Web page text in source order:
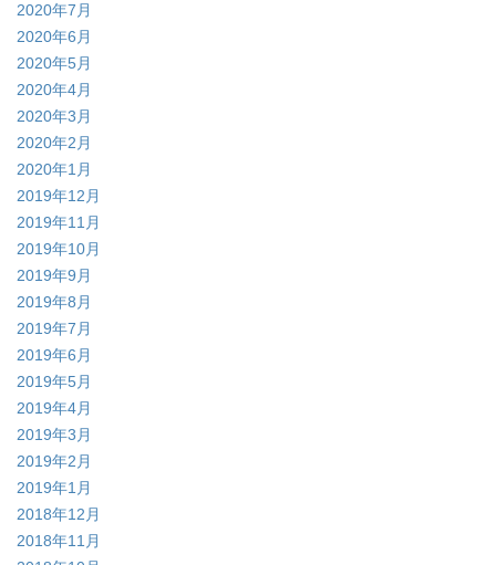
2020年7月
2020年6月
2020年5月
2020年4月
2020年3月
2020年2月
2020年1月
2019年12月
2019年11月
2019年10月
2019年9月
2019年8月
2019年7月
2019年6月
2019年5月
2019年4月
2019年3月
2019年2月
2019年1月
2018年12月
2018年11月